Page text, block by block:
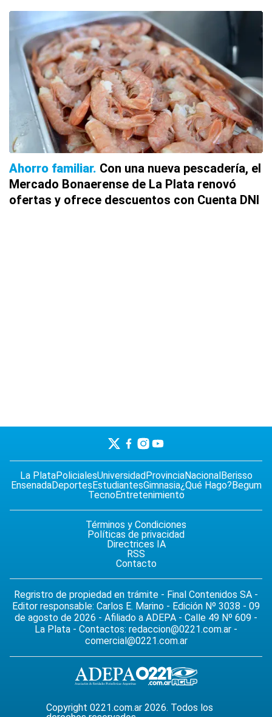
Ahorro familiar Con una nueva pescadería, el
Mercado Bonaerense de La Plata renovó
ofertas y ofrece descuentos con Cuenta DNI
La PlataPolicialesUniversidad ProvinciaNacional Berisso
EnsenadaDeportes EstudiantesGimnasia¿Qué Hago? Begum
TecnoEntretenimiento
Términos y Condiciones
Políticas de privacidad
Directrices IA
RSS
Contacto
Regristro de propiedad en trámite - Final Contenidos SA -
Editor responsable: Carlos E. Marino - Edición Nº 3038 - 09
de agosto de 2026 - Afiliado a ADEPA - Calle 49 Nº 609 -
La Plata - Contactos: redaccion@0221.com.ar -
comercial@0221.com.ar
Copyright 0221.com.ar 2026. Todos los